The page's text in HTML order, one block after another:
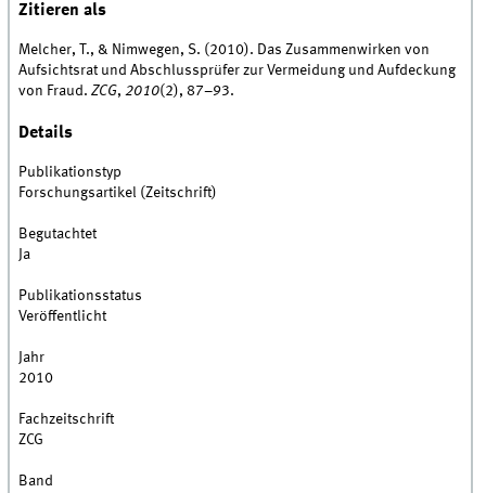
Zitieren als
Melcher, T., & Nimwegen, S. (2010). Das Zusammenwirken von
Aufsichtsrat und Abschlussprüfer zur Vermeidung und Aufdeckung
von Fraud.ZCG,2010(2), 87–93.
Details
Publikationstyp
Forschungsartikel (Zeitschrift)
Begutachtet
Ja
Publikationsstatus
Veröffentlicht
Jahr
2010
Fachzeitschrift
ZCG
Band